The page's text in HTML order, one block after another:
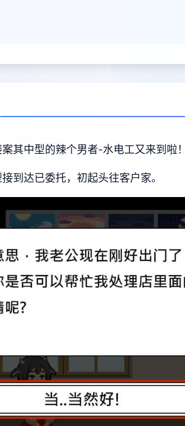
其中型的辣个男者-水电工又来到啦！
到达已委托，初起头往客户家。